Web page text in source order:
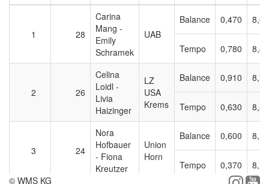
1 28
Carina
Mang -
Emily
Schramek
UAB
Balance 0,470
Tempo 0,780
2 26
Celina
Loidl -
Livia
Haizinger
LZ
USA
Krems
Balance 0,910
Tempo 0,630
3 24
Nora
Hofbauer
- Fiona
Kreutzer
Union
Horn
Balance 0,600
Tempo 0,370
© WMS KG